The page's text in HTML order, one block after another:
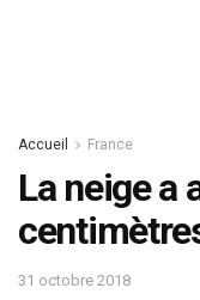
Accueil France
La neige a
31 octobre 2018